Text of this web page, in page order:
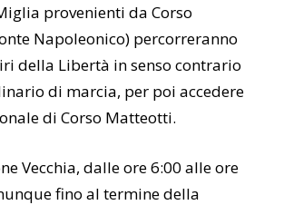
provenienti da Corso
Napoleonico) percorreranno
della Libertà in senso contrario
di marcia, per poi accedere
di Corso Matteotti.
Vecchia, dalle ore 6:00 alle ore
fino al termine della